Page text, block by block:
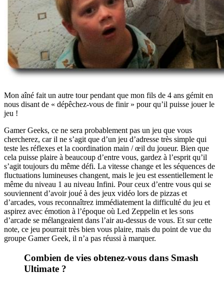
Mon aîné fait un autre tour pendant que mon fils de 4 ans gémit en
nous disant de « dépêchez-vous de finir » pour qu’il puisse jouer le
jeu !
Gamer Geeks, ce ne sera probablement pas un jeu que vous
chercherez, car il ne s’agit que d’un jeu d’adresse très simple qui
teste les réflexes et la coordination main / œil du joueur. Bien que
cela puisse plaire à beaucoup d’entre vous, gardez à l’esprit qu’il
s’agit toujours du même défi. La vitesse change et les séquences de
fluctuations lumineuses changent, mais le jeu est essentiellement le
même du niveau 1 au niveau Infini. Pour ceux d’entre vous qui se
souviennent d’avoir joué à des jeux vidéo lors de pizzas et
d’arcades, vous reconnaîtrez immédiatement la difficulté du jeu et
aspirez avec émotion à l’époque où Led Zeppelin et les sons
d’arcade se mélangeaient dans l’air au-dessus de vous. Et sur cette
note, ce jeu pourrait très bien vous plaire, mais du point de vue du
groupe Gamer Geek, il n’a pas réussi à marquer.
Combien de vies obtenez-vous dans Smash
Ultimate ?